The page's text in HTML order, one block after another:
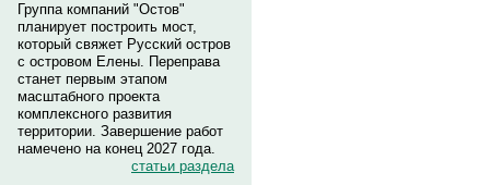
Группа компаний "Остов"
планирует построить мост,
который свяжет Русский остров
с островом Елены. Переправа
станет первым этапом
масштабного проекта
комплексного развития
территории. Завершение работ
намечено на конец 2027 года.
статьи раздела